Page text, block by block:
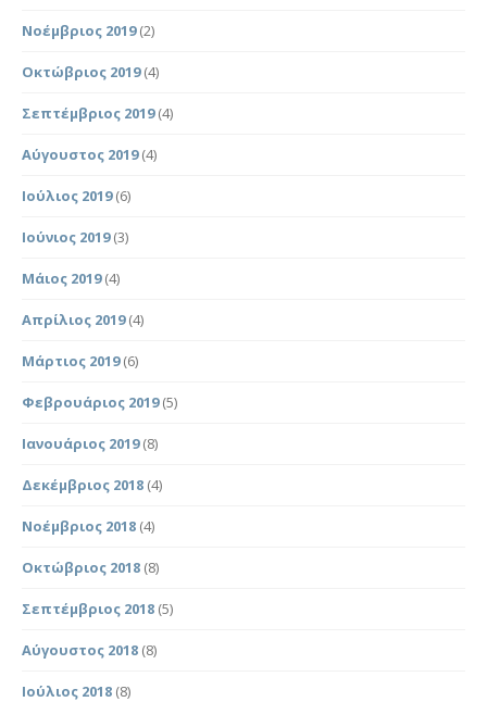
Νοέμβριος 2019(2)
Οκτώβριος 2019(4)
Σεπτέμβριος 2019(4)
Αύγουστος 2019(4)
Ιούλιος 2019(6)
Ιούνιος 2019(3)
Μάιος 2019(4)
Απρίλιος 2019(4)
Μάρτιος 2019(6)
Φεβρουάριος 2019(5)
Ιανουάριος 2019(8)
Δεκέμβριος 2018 (4)
Νοέμβριος 2018 (4)
Οκτώβριος 2018 (8)
Σεπτέμβριος 2018 (5)
Αύγουστος 2018 (8)
Ιούλιος 2018 (8)